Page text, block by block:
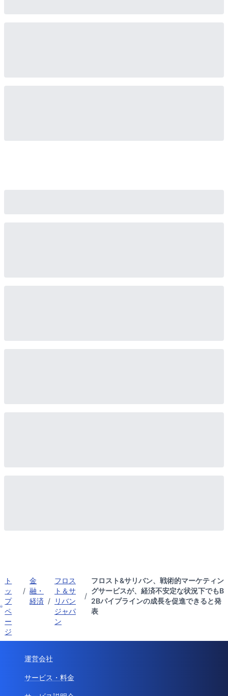
ト
ッ
プ
ペ
ー
ジ
/
金
融・
経済 /
フロス
ト＆サ
リバン
ジャパ
ン
/
フロスト&サリバン、戦術的マーケティン
グサービスが、経済不安定な状況下でもB
2Bパイプラインの成長を促進できると発
表
運営会社
サービス・料金